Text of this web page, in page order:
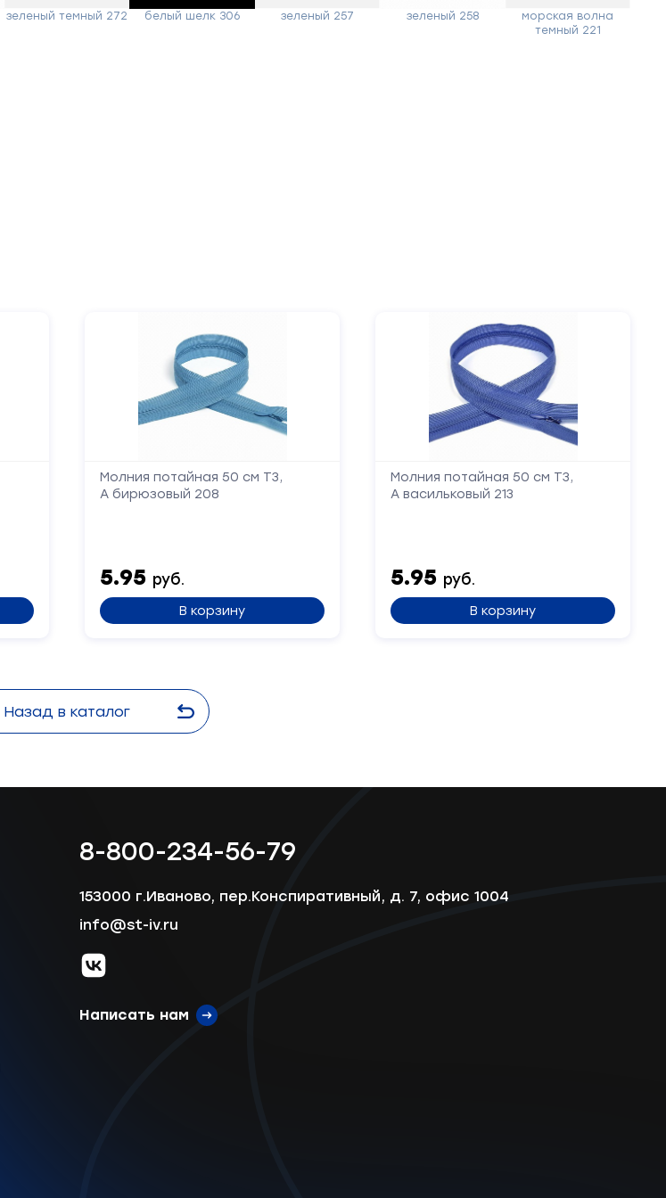
зеленый темный 272 белый шелк 306 зеленый 257 зеленый 258
морская волна
темный 221
Молния потайная 50 см Т3,
А бирюзовый 208
5.95 руб.
В корзину
Молния потайная 50 см Т3,
А васильковый 213
5.95 руб.
В корзину
Назад в каталог
8-800-234-56-79
153000 г.Иваново, пер.Конспиративный, д. 7, офис 1004
info@st-iv.ru
vk.com
Написать нам
Отправить